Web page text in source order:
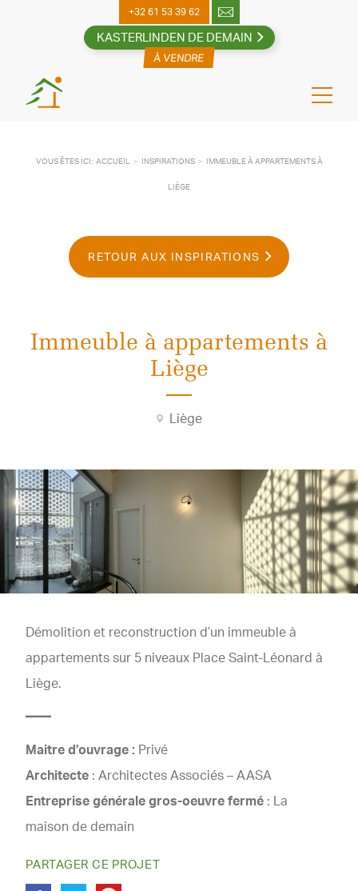
KASTERLINDEN DE DEMAIN
+32 61 53 39 62
VOUS ÊTES ICI: ACCUEIL INSPIRATIONS IMMEUBLE À APPARTEMENTS À
LIÈGE
RETOUR AUX INSPIRATIONS
Immeuble à appartements à
Liège
Liège
Démolition et reconstruction d’un immeuble à
appartements sur 5 niveaux Place Saint-Léonard à
Liège.
Maitre d’ouvrage : Privé
Architecte : Architectes Associés – AASA
Entreprise générale gros-oeuvre fermé : La
maison de demain
PARTAGER CE PROJET